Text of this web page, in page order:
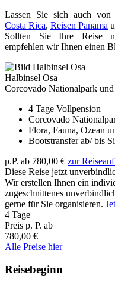
Lassen Sie sich auch
Costa Rica, Reisen Panama
Sollten Sie Ihre Reise
empfehlen wir Ihnen einen
Halbinsel Osa
Corcovado Nationalpark
4 Tage Vollpension
Corcovado
Flora, Fauna, Ozean
Bootstransfer ab/ bis
p.P. ab 780,00 € zur
Diese Reise jetzt
Wir erstellen Ihnen ein
zugeschnittenes
gerne für Sie organisieren.
4 Tage
Preis p. P. ab
780,00 €
Alle Preise hier
Reisebeginn